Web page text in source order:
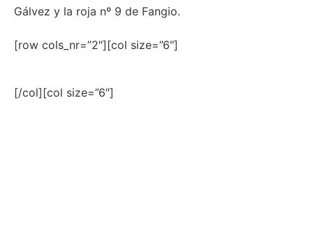
Gálvez y la roja nº 9 de Fangio.
[row cols_nr=”2″][col size=”6″]
[/col][col size=”6″]